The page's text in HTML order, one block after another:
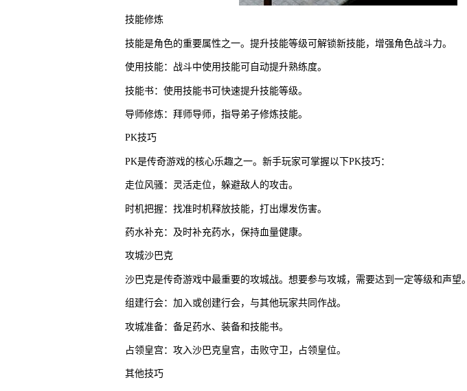
技能修炼
技能是角色的重要属性之一。提升技能等级可解锁新技能，增强角色战斗力。
使用技能：战斗中使用技能可自动提升熟练度。
技能书：使用技能书可快速提升技能等级。
导师修炼：拜师导师，指导弟子修炼技能。
PK技巧
PK是传奇游戏的核心乐趣之一。新手玩家可掌握以下PK技巧：
走位风骚：灵活走位，躲避敌人的攻击。
时机把握：找准时机释放技能，打出爆发伤害。
药水补充：及时补充药水，保持血量健康。
攻城沙巴克
沙巴克是传奇游戏中最重要的攻城战。想要参与攻城，需要达到一定等级和声望。
组建行会：加入或创建行会，与其他玩家共同作战。
攻城准备：备足药水、装备和技能书。
占领皇宫：攻入沙巴克皇宫，击败守卫，占领皇位。
其他技巧